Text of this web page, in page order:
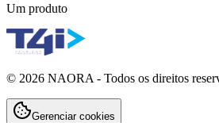
Um produto
© 2026 NAORA - Todos os direitos
Gerenciar cookies